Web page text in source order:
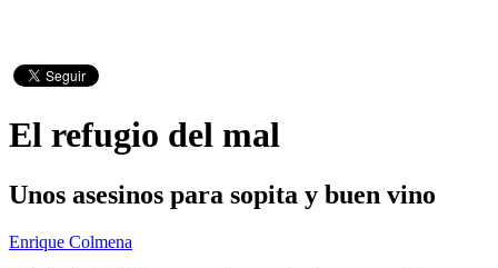
El refugio del mal
Unos asesinos para sopita y buen vino
Enrique Colmena